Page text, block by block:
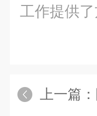
工作提供了
上一篇：